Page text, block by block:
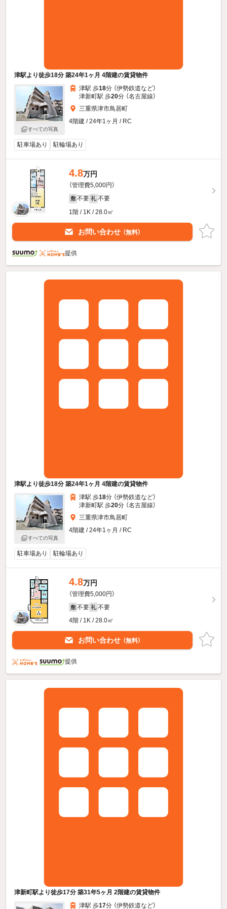
津駅より徒歩18分 築24年1ヶ月 4階建の賃貸物件
すべての写真
津駅 歩18分 （伊勢鉄道など）
津新町駅 歩20分 （名古屋線）
三重県津市鳥居町
4階建 / 24年1ヶ月 / RC
駐車場あり 駐輪場あり
4.8万円
（管理費5,000円）
敷 不要 礼 不要
1階 / 1K / 28.0㎡
お問い合わせ （無料）
提供
津駅より徒歩18分 築24年1ヶ月 4階建の賃貸物件
すべての写真
津駅 歩18分 （伊勢鉄道など）
津新町駅 歩20分 （名古屋線）
三重県津市鳥居町
4階建 / 24年1ヶ月 / RC
駐車場あり 駐輪場あり
4.8万円
（管理費5,000円）
敷 不要 礼 不要
4階 / 1K / 28.0㎡
お問い合わせ （無料）
提供
津新町駅より徒歩17分 築31年5ヶ月 2階建の賃貸物件
津駅 歩17分 （伊勢鉄道など）